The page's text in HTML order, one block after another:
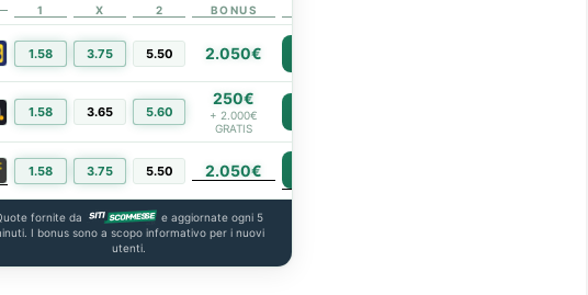
1 X 2 BONUS
1.58 3.75 5.50 2.050€
1.58 3.65 5.60
250€
+ 2.000€
GRATIS
1.58 3.75 5.50 2.050€
fornite da
e aggiornate ogni 5
I bonus sono a scopo informativo per i nuovi
utenti.